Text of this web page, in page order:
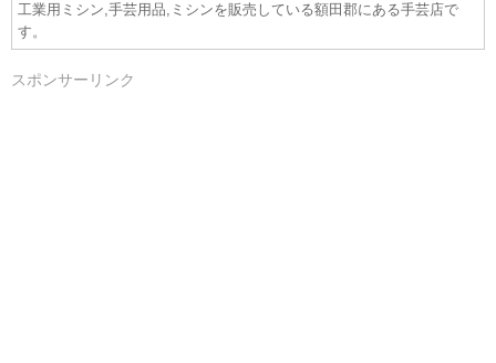
工業用ミシン,手芸用品,ミシンを販売している額田郡にある手芸店で
す。
スポンサーリンク